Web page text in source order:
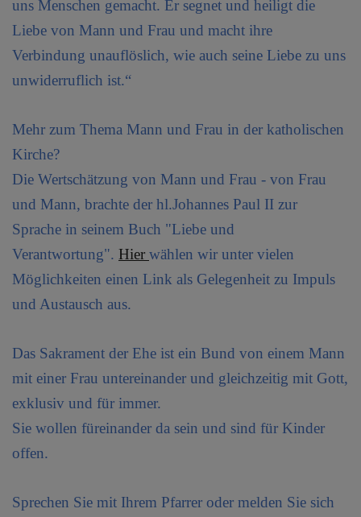
Soziales
Mission
WER WIR SIND UND
GRUPPEN
PFARRKIRCHE
uns Menschen gemacht. Er segnet und heiligt die
Liebe von Mann und Frau und macht ihre
Verbindung unauflöslich, wie auch seine Liebe zu uns
unwiderruflich ist.“
Mehr zum Thema Mann und Frau in der katholischen
Kirche?
Die Wertschätzung von Mann und Frau - von Frau
und Mann, brachte der hl.Johannes Paul II zur
Sprache in seinem Buch "Liebe und
Verantwortung". Hier wählen wir unter vielen
Möglichkeiten einen Link als Gelegenheit zu Impuls
und Austausch aus.
Das Sakrament der Ehe ist ein Bund von einem Mann
mit einer Frau untereinander und gleichzeitig mit Gott,
exklusiv und für immer.
Sie wollen füreinander da sein und sind für Kinder
offen.
Sprechen Sie mit Ihrem Pfarrer oder melden Sie sich